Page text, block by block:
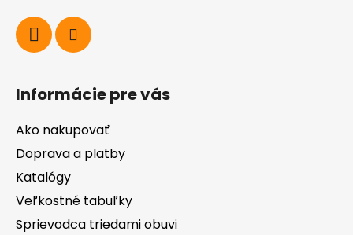
Informácie pre vás
Ako nakupovať
Doprava a platby
Katalógy
Veľkostné tabuľky
Sprievodca triedami obuvi